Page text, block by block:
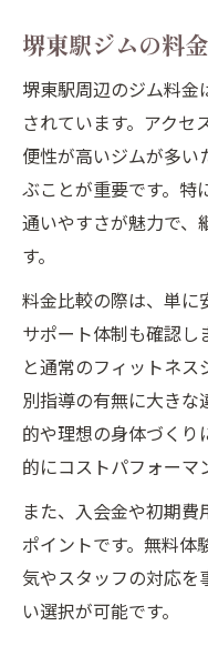
堺東駅ジムの料
堺東駅周辺のジム料金
されています。アクセ
便性が高いジムが多
ぶことが重要です。特
通いやすさが魅力で、
す。
料金比較の際は、単に
サポート体制も確認し
と通常のフィットネ
別指導の有無に大きな
的や理想の身体づく
的にコストパフォーマ
また、入会金や初期
ポイントです。無料体
気やスタッフの対応を
い選択が可能です。